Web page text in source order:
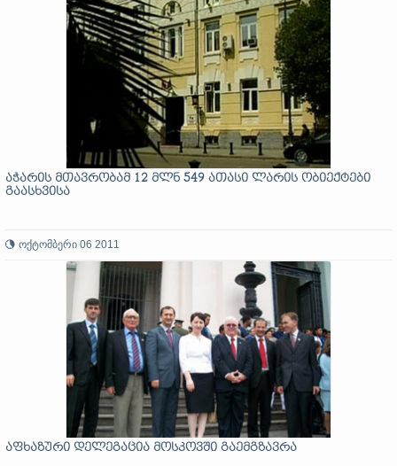
აჭარის მთავრობამ 12 მლნ 549 ათასი ლარის ობიექტები
გაასხვისა
ოქტომბერი 06 2011
აფხაზური დელეგაცია მოსკოვში გაემგზავრა